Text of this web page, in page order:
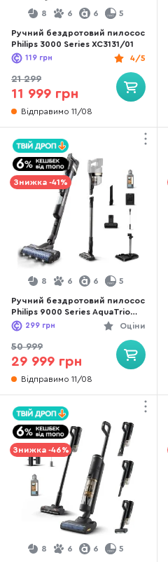
8 6 6 5
Ручний бездротовий пилосос
Philips 3000 Series XC3131/01
4/5
119 грн
21 299
11 999 грн
Відправимо 11/08
Знижка -41%
8 6 6 5
Ручний бездротовий пилосос
Philips 9000 Series AquaTrio
(XW9463/11)
Оціни
299 грн
50 999
29 999 грн
Відправимо 11/08
Знижка -46%
8 6 6 5